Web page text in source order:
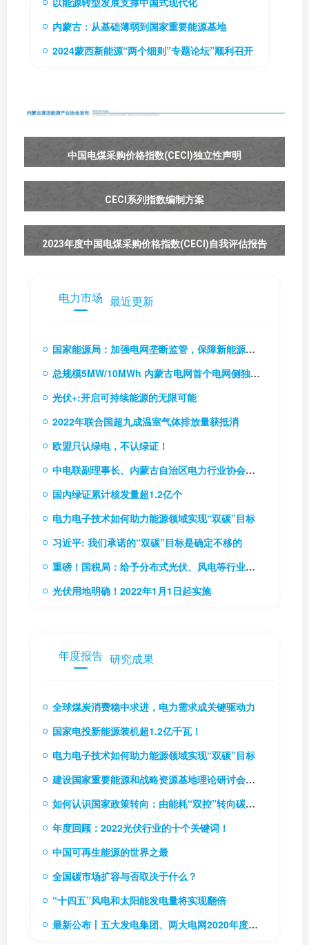
内蒙古：从基础薄弱到国家重要能源基地
2024蒙西新能源“两个细则”专题论坛”顺利召开
中国电煤采购价格指数(CECI)独立性声明
CECI系列指数编制方案
2023年度中国电煤采购价格指数(CECI)自我评估报告
电力市场 最近更新
国家能源局：加强电网垄断监管，保障新能源和新型主体接入电网
总规模5MW/10MWh 内蒙古电网首个电网侧独立储能电站成功并网
光伏+:开启可持续能源的无限可能
2022年联合国超九成温室气体排放量获抵消
欧盟只认绿电，不认绿证！
中电联副理事长、内蒙古自治区电力行业协会理事长贾振国率队到访协会
国内绿证累计核发量超1.2亿个
电力电子技术如何助力能源领域实现“双碳”目标
习近平: 我们承诺的“双碳”目标是确定不移的
重磅！国税局：给予分布式光伏、风电等行业税费优惠（附56项税费优惠政策）
光伏用地明确！2022年1月1日起实施
年度报告 研究成果
全球煤炭消费稳中求进，电力需求成关键驱动力
国家电投新能源装机超1.2亿千瓦！
电力电子技术如何助力能源领域实现“双碳”目标
建设国家重要能源和战略资源基地理论研讨会召开
如何认识国家政策转向：由能耗“双控”转向碳排放“双控”
年度回顾：2022光伏行业的十个关键词！
中国可再生能源的世界之最
全国碳市场扩容与否取决于什么？
“十四五”风电和太阳能发电量将实现翻倍
最新公布丨五大发电集团、两大电网2020年度企业负责人薪酬情况披露